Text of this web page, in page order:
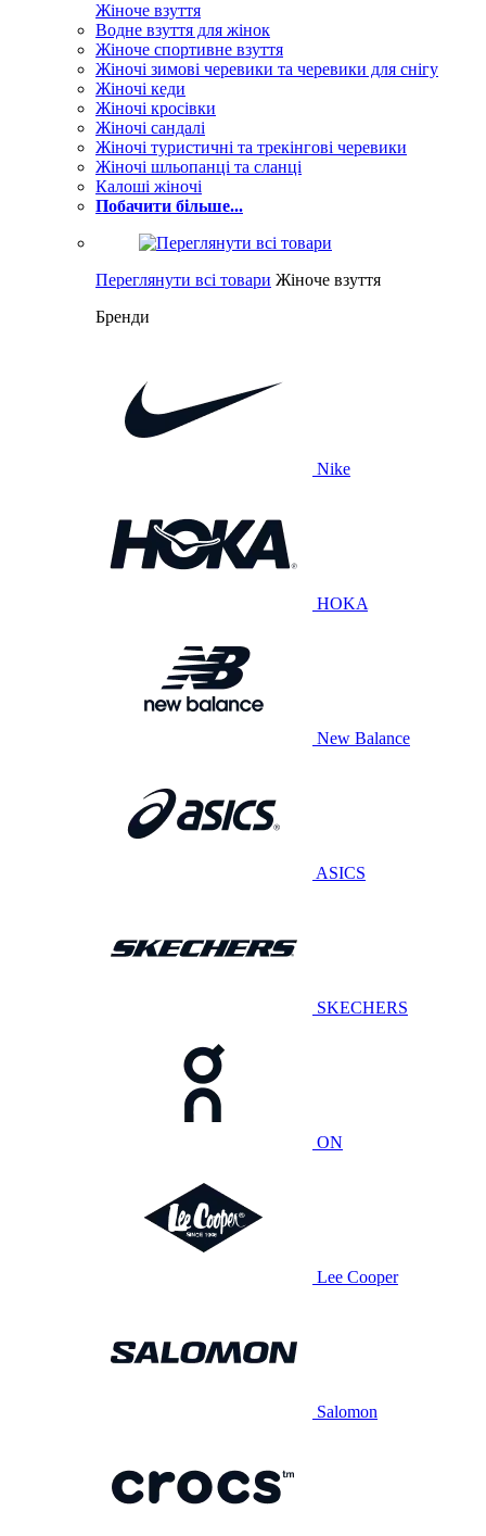
Жіноче взуття
Водне взуття для жінок
Жіноче спортивне взуття
Жіночі зимові черевики та черевики для снігу
Жіночі кеди
Жіночі кросівки
Жіночі сандалі
Жіночі туристичні та трекінгові черевики
Жіночі шльопанці та сланці
Калоші жіночі
Побачити більше...
Переглянути всі товари Жіноче взуття
Бренди
Nike
HOKA
New Balance
ASICS
SKECHERS
ON
Lee Cooper
Salomon